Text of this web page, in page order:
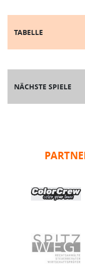
TABELLE
NÄCHSTE SPIELE